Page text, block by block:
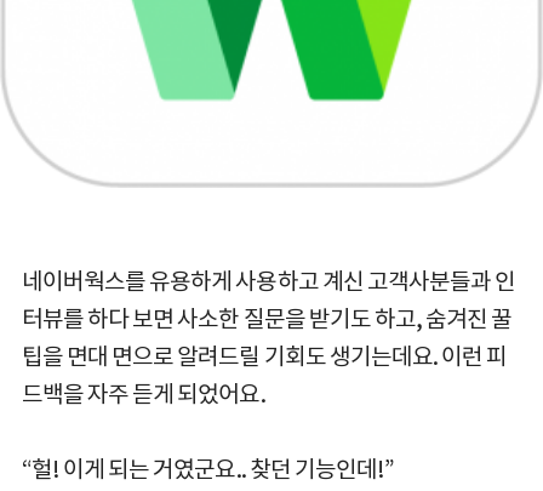
네이버웍스를 유용하게 사용하고 계신 고객사분들과 인
터뷰를 하다 보면 사소한 질문을 받기도 하고, 숨겨진 꿀
팁을 면대 면으로 알려드릴 기회도 생기는데요. 이런 피
드백을 자주 듣게 되었어요.
“헐! 이게 되는 거였군요.. 찾던 기능인데!”